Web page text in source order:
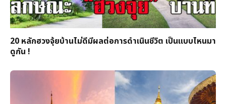
20 หลักฮวงจุ้ยบ้านไม่ดีมีผลต่อการดำเนินชีวิต เป็นแบบไหนมา
ดูกัน !